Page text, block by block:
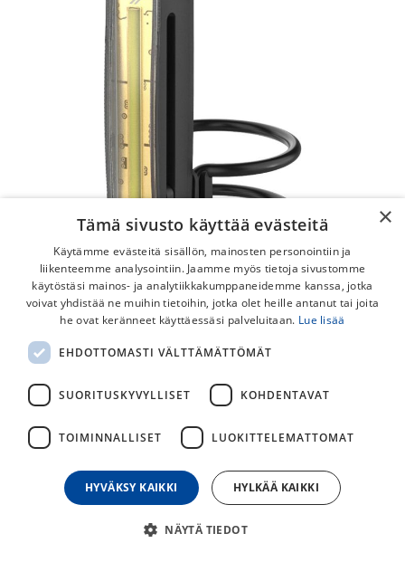
Knog Plus Etuvalo
Näppärä ja siro Knog Plus etuvalo on helposti kumilenksulla
nähdyksi.
20,00€
päivän alin hinta
×
Tämä sivusto käyttää evästeitä
Käytämme evästeitä sisällön, mainosten personointiin ja
liikenteemme analysointiin. Jaamme myös tietoja sivustomme
käytöstäsi mainos- ja analytiikkakumppaneidemme kanssa, jotka
voivat yhdistää ne muihin tietoihin, jotka olet heille antanut tai joita
he ovat keränneet käyttäessäsi palveluitaan. Lue lisää
EHDOTTOMASTI VÄLTTÄMÄTTÖMÄT
SUORITUSKYVYLLISET KOHDENTAVAT
TOIMINNALLISET LUOKITTELEMATTOMAT
HYVÄKSY KAIKKI HYLKÄÄ KAIKKI
NÄYTÄ TIEDOT